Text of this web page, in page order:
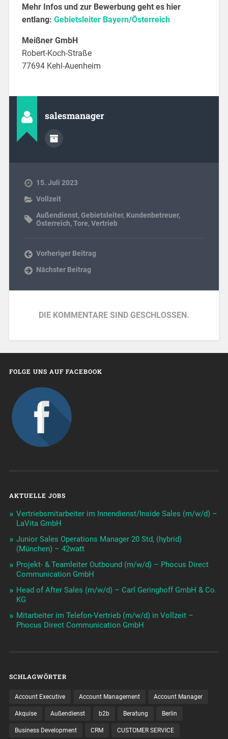
Mehr Infos und zur Bewerbung geht es hier
entlang: Gebietsleiter Bayern/Österreich
Meißner GmbH
Robert-Koch-Straße
77694 Kehl-Auenheim
salesmanager
15. Juli 2023
Vollzeit
Außendienst,Gebietsleiter, Kundenbetreuer,
Österreich,Tore,Vertrieb
Vorheriger Beitrag
Nächster Beitrag
DIE KOMMENTARE SIND GESCHLOSSEN.
FOLGE UNS AUF FACEBOOK
AKTUELLE JOBS
Vertriebsmitarbeiter im Innendienst/Inside Sales (m/w/d) –
LaVita GmbH
Junior Sales Operations Manager 20 Std, (hybrid)
(München) – 42watt
Projekt- & Teamleiter Outbound (m/w/d) – Phocus Direct
Communication GmbH
Head of After Sales (m/w/d) – Carl Geringhoff GmbH & Co.
KG
Mitarbeiter im Telefon-Vertrieb (m/w/d) in Vollzeit –
Phocus Direct Communication GmbH
SCHLAGWÖRTER
Account Executive Account Management Account Manager
Akquise Außendienst b2b Beratung Berlin
Business Development CRM CUSTOMER SERVICE